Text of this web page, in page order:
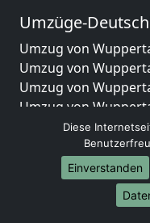
Umzüge-
Umzug von
Umzug von
Umzug von
Umzug von
Umzug von
Umzug von
Umzug von
Umzug von
Umzug von
Diese
Einverstanden